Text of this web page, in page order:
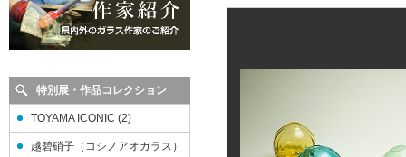
特別展・作品コレクション
TOYAMA ICONIC (2)
越碧硝子（コシノアオガラス）